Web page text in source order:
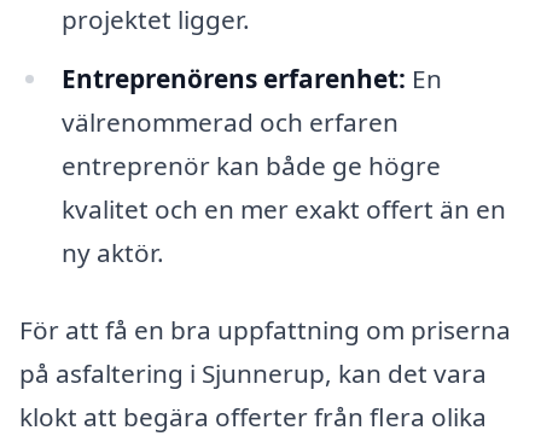
projektet ligger.
Entreprenörens erfarenhet: En
välrenommerad och erfaren
entreprenör kan både ge högre
kvalitet och en mer exakt offert än en
ny aktör.
För att få en bra uppfattning om priserna
på asfaltering i Sjunnerup, kan det vara
klokt att begära offerter från flera olika